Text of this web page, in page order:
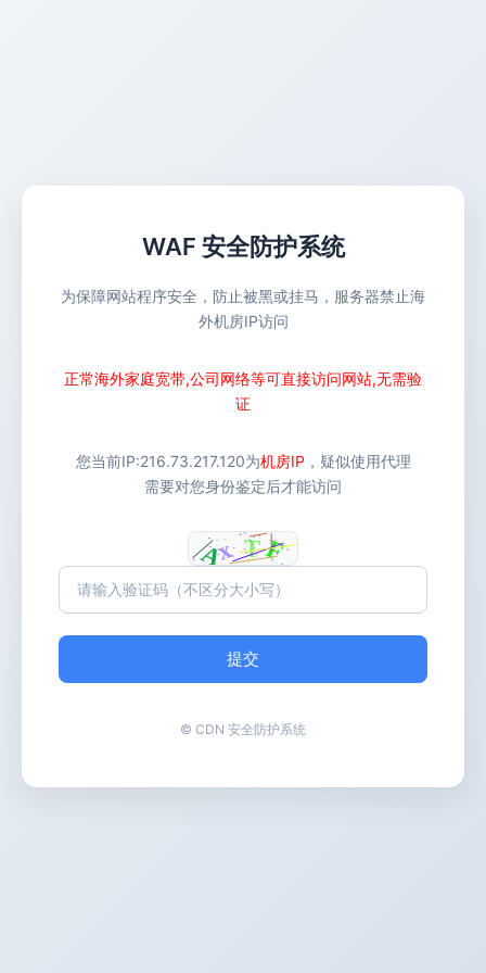
WAF 安全防护系统
为保障网站程序安全，防止被黑或挂马，服务器禁止海
外机房IP访问
正常海外家庭宽带,公司网络等可直接访问网站,无需验
证
您当前IP:216.73.217.120为机房IP ，疑似使用代理
需要对您身份鉴定后才能访问
提交
© CDN 安全防护系统